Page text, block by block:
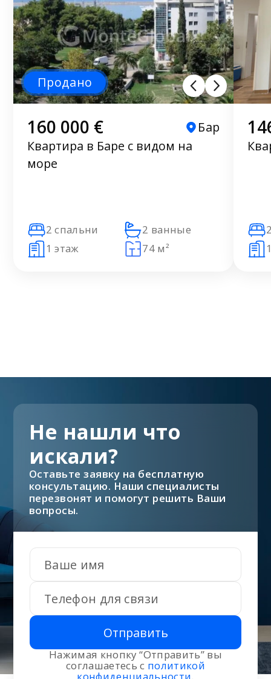
Продано
160 000 €
Бар
Квартира в Баре с видом на
море
2 спальни
2 ванные
1 этаж
74 м²
Отправить
Нажимая кнопку “Отправить” вы
соглашаетесь с политикой
Не нашли что
искали?
Оставьте заявку на бесплатную
консультацию. Наши специалисты
перезвонят и помогут решить Ваши
вопросы.